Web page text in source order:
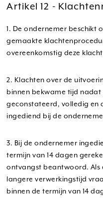
Artikel 12 -
1. De ondernemer beschikt
gemaakte
overeenkomstig deze
2. Klachten over de
binnen bekwame tijd
geconstateerd, volledig en
ingediend bij de
3. Bij de ondernemer
termijn van 14 dagen
ontvangst beantwoord. Als
langere verwerkingstijd
binnen de termijn van 14